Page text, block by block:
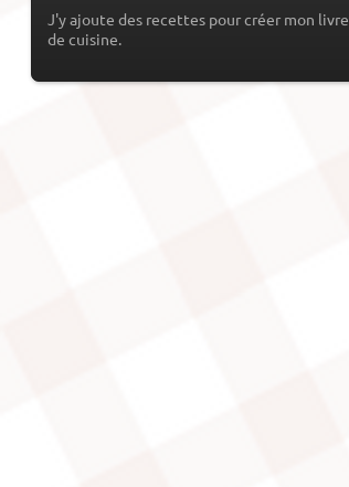
J'y ajoute des recettes pour créer mon livre
de cuisine.